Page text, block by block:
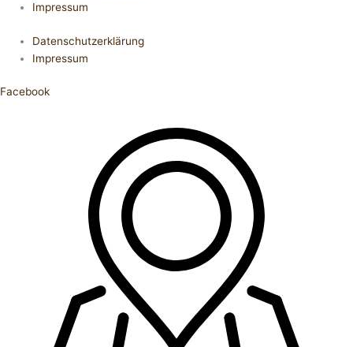
Impressum
Datenschutzerklärung
Impressum
Facebook